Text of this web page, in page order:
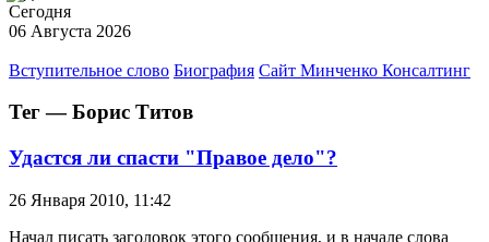
Сегодня
06 Августа 2026
Вступительное слово Биография Сайт Минченко Консалтинг
Тег — Борис Титов
Удастся ли спасти "Правое дело"?
26 Января 2010, 11:42
Начал писать заголовок этого сообщения, и в начале слова